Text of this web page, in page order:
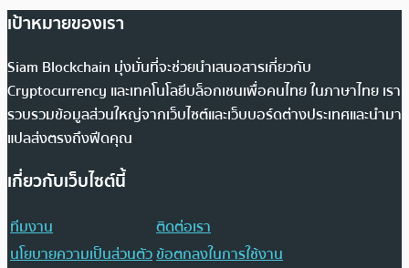
เป้าหมายของเรา
Siam Blockchain มุ่งมั่นที่จะช่วยนำเสนอสารเกี่ยวกับ
Cryptocurrency และเทคโนโลยีบล็อกเชนเพื่อคนไทย ในภาษาไทย เรา
รวบรวมข้อมูลส่วนใหญ่จากเว็บไซต์และเว็บบอร์ดต่างประเทศและนำมา
แปลส่งตรงถึงฟีดคุณ
เกี่ยวกับเว็บไซต์นี้
ทีมงาน
ติดต่อเรา
นโยบายความเป็นส่วนตัวข้อตกลงในการใช้งาน